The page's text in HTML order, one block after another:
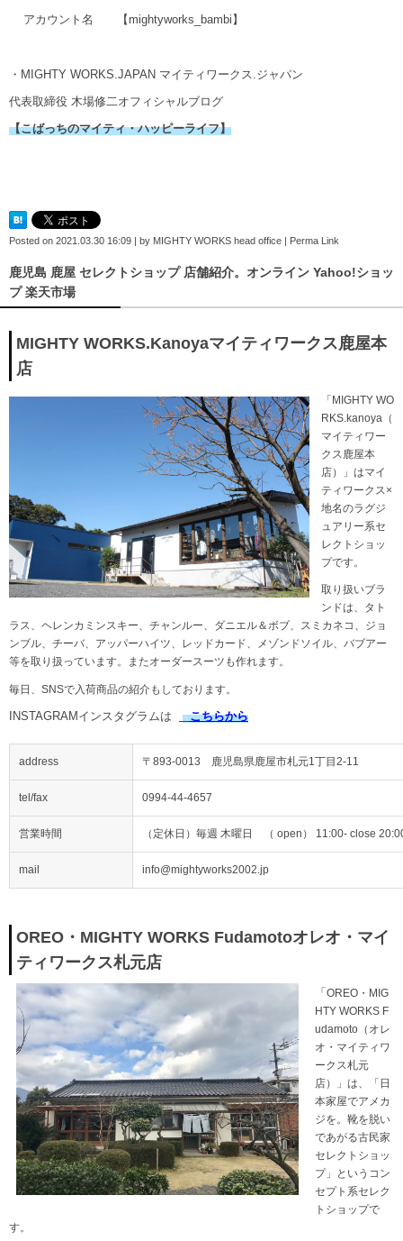
アカウント名 【mightyworks_bambi】
・MIGHTY WORKS.JAPAN マイティワークス.ジャパン
代表取締役 木場修二オフィシャルブログ
【こばっちのマイティ・ハッピーライフ】
Posted on 2021.03.30 16:09 | by MIGHTY WORKS head office | Perma Link
鹿児島 鹿屋 セレクトショップ 店舗紹介。オンライン Yahoo!ショッ
プ 楽天市場
MIGHTY WORKS.Kanoyaマイティワークス鹿屋本
店
「MIGHTY WO
RKS.kanoya（
マイティワー
クス鹿屋本
店）」はマイ
ティワークス×
地名のラグジ
ュアリー系セ
レクトショッ
プです。
取り扱いブラ
ンドは、タト
ラス、ヘレンカミンスキー、チャンルー、ダニエル＆ボブ、スミカネコ、ジョ
ンブル、チーバ、アッパーハイツ、レッドカード、メゾンドソイル、バブアー
等を取り扱っています。またオーダースーツも作れます。
毎日、SNSで入荷商品の紹介もしております。
INSTAGRAMインスタグラムは こちらから
address 〒893-0013 鹿児島県鹿屋市札元1丁目2-11
tel/fax 0994-44-4657
営業時間 （定休日）毎週 木曜日 （ open） 11:00- close
mail info@mightyworks2002.jp
OREO・MIGHTY WORKS Fudamotoオレオ・マイ
ティワークス札元店
「 OREO・MIG
HTY WORKS F
udamoto（オレ
オ・マイティワ
ークス札元
店）」は、「日
本家屋でアメカ
ジを。靴を脱い
であがる古民家
セレクトショッ
プ」というコン
セプト系セレク
トショップで
す。